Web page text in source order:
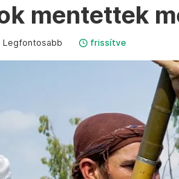
mentettek
Legfontosabb frissítve